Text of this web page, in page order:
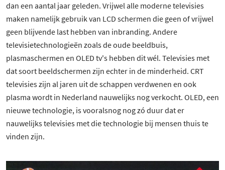
dan een aantal jaar geleden. Vrijwel alle moderne televisies
maken namelijk gebruik van LCD schermen die geen of vrijwel
geen blijvende last hebben van inbranding. Andere
televisietechnologieën zoals de oude beeldbuis,
plasmaschermen en OLED tv's hebben dit wél. Televisies met
dat soort beeldschermen zijn echter in de minderheid. CRT
televisies zijn al jaren uit de schappen verdwenen en ook
plasma wordt in Nederland nauwelijks nog verkocht. OLED, een
nieuwe technologie, is vooralsnog nog zó duur dat er
nauwelijks televisies met die technologie bij mensen thuis te
vinden zijn.